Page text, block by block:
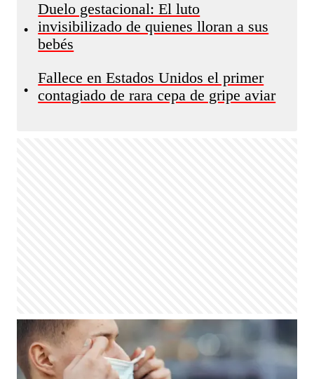
•
Duelo gestacional: El luto
invisibilizado de quienes lloran a sus
bebés
•
Fallece en Estados Unidos el primer
contagiado de rara cepa de gripe aviar